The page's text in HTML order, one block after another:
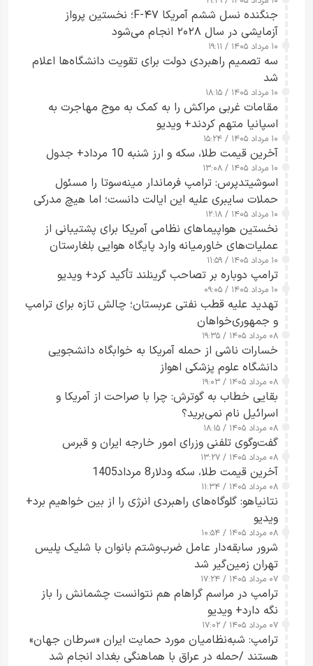
جنگنده نسل ششم آمریکا F-۴۷؛ نخستین پرواز
آزمایشی در سال ۲۰۲۸ انجام می‌شود
۱۰ مرداد ۱۴۰۵ / ۱۹:۱۱
سه تصمیم راهبردی دولت برای تقویت دانشگاه‌ها اعلام
شد
۱۰ مرداد ۱۴۰۵ / ۱۸:۱۵
مقامات غربی مراکش را به کمک به موج مهاجرت به
اسپانیا متهم کردند+ ویدیو
۱۰ مرداد ۱۴۰۵ / ۱۵:۲۴
آخرین قیمت طلا، سکه و ارز شنبه 10 مرداد+ جدول
۱۰ مرداد ۱۴۰۵ / ۱۳:۰۸
اسوشیتدپرس: ترامپ فرماندار مینه‌سوتا را مسئول
حملات سایبری علیه این ایالت دانست؛ اما هیچ مدرکی
ارائه نکرد
۱۰ مرداد ۱۴۰۵ / ۱۲:۱۸
نخستین هواپیماهای نظامی آمریکا برای پشتیبانی از
عملیات‌های خاورمیانه وارد پایگاه هوایی بلغارستان
شدند
۱۰ مرداد ۱۴۰۵ / ۱۱:۵۹
ترامپ دوباره بر تصاحب گرینلند تأکید کرد+ ویدیو
۱۰ مرداد ۱۴۰۵ / ۰۹:۰۵
تهدید علیه قطب نفتی عربستان؛ چالش تازه برای ترامپ
و جمهوری‌خواهان
۰۸ مرداد ۱۴۰۵ / ۱۹:۳۵
خسارات ناشی از حمله آمریکا به خوابگاه دانشجویی
دانشگاه علوم پزشکی اهواز
۰۸ مرداد ۱۴۰۵ / ۱۹:۰۳
بقایی خطاب به گوترش: چرا با صراحت از آمریکا و
اسرائیل نام نمی‌برید؟
۰۸ مرداد ۱۴۰۵ / ۱۸:۱۵
گفت‌وگوی تلفنی وزرای امور خارجه ایران و قبرس
۰۸ مرداد ۱۴۰۵ / ۱۳:۲۷
آخرین قیمت طلا، سکه ودلار8 مرداد1405
۰۸ مرداد ۱۴۰۵ / ۱۱:۳۴
نتانیاهو: گلوگاه‌های راهبردی انرژی را از بین خواهیم برد+
ویدیو
۰۸ مرداد ۱۴۰۵ / ۱۰:۵۴
شرور سابقه‌دار عامل ضرب‌وشتم بانوان با شلیک پلیس
تهران زمین‌گیر شد
۰۷ مرداد ۱۴۰۵ / ۱۷:۲۴
ترامپ در مراسم گراهام هم نتوانست چشمانش را باز
نگه دارد+ ویدیو
۰۷ مرداد ۱۴۰۵ / ۱۷:۰۲
ترامپ: شبه‌نظامیان مورد حمایت ایران «سرطان جهان»
هستند /حمله در عراق با هماهنگی بغداد انجام شد